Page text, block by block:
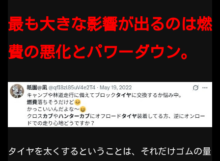
最も大きな影響が出るのは燃
費の悪化とパワーダウン。
タイヤを太くするということは、それだけゴムの量